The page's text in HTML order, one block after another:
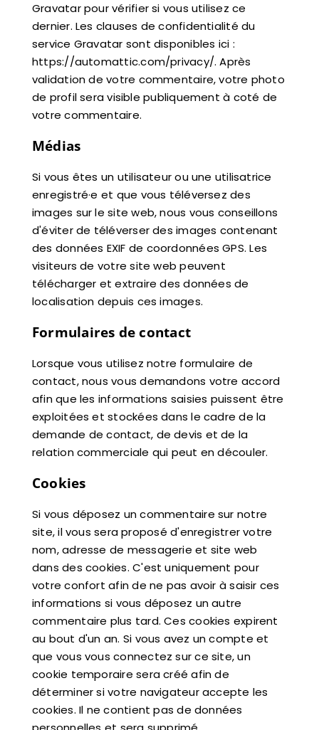
Gravatar pour vérifier si vous utilisez ce
dernier. Les clauses de confidentialité du
service Gravatar sont disponibles ici :
https://automattic.com/privacy/. Après
validation de votre commentaire, votre photo
de profil sera visible publiquement à coté de
votre commentaire.
Médias
Si vous êtes un utilisateur ou une utilisatrice
enregistré·e et que vous téléversez des
images sur le site web, nous vous conseillons
d'éviter de téléverser des images contenant
des données EXIF de coordonnées GPS. Les
visiteurs de votre site web peuvent
télécharger et extraire des données de
localisation depuis ces images.
Formulaires de contact
Lorsque vous utilisez notre formulaire de
contact, nous vous demandons votre accord
afin que les informations saisies puissent être
exploitées et stockées dans le cadre de la
demande de contact, de devis et de la
relation commerciale qui peut en découler.
Cookies
Si vous déposez un commentaire sur notre
site, il vous sera proposé d'enregistrer votre
nom, adresse de messagerie et site web
dans des cookies. C'est uniquement pour
votre confort afin de ne pas avoir à saisir ces
informations si vous déposez un autre
commentaire plus tard. Ces cookies expirent
au bout d'un an. Si vous avez un compte et
que vous vous connectez sur ce site, un
cookie temporaire sera créé afin de
déterminer si votre navigateur accepte les
cookies. Il ne contient pas de données